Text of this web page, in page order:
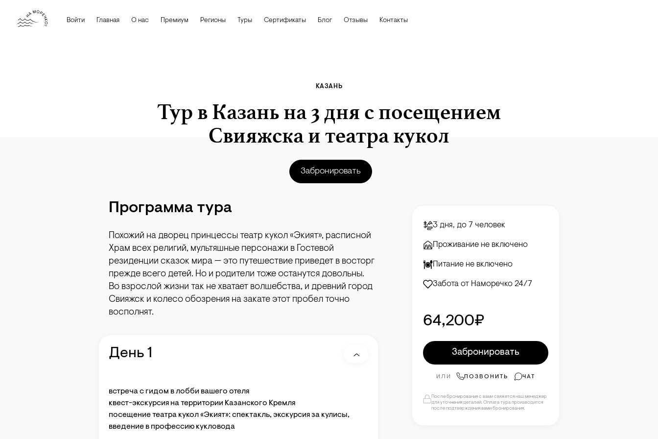
Войти Главная О нас Премиум Регионы Туры Сертификаты Блог Отзывы Контакты
КАЗАНЬ
Тур в Казань на 3 дня с посещением
Свияжска и театра кукол
Забронировать
Программа тура
Похожий на дворец принцессы театр кукол «Экият», расписной
Храм всех религий, мультяшные персонажи в Гостевой
резиденции сказок мира — это путешествие приведет в восторг
прежде всего детей. Но и родители тоже останутся довольны.
Во взрослой жизни так не хватает волшебства, и древний город
Свияжск и колесо обозрения на закате этот пробел точно
восполнят.
День 1
встреча с гидом в лобби вашего отеля
квест-экскурсия на территории Казанского Кремля
посещение театра кукол «Экият»: спектакль, экскурсия за кулисы,
введение в профессию кукловода
3 дня, до 7 человек
Проживание не включено
Питание не включено
Забота от Наморечко 24/7
64,200₽
Забронировать
ИЛИ ПОЗВОНИТЬ ЧАТ
После бронирования с вами свяжется наш менеджер
для уточнения деталей. Оплата тура производится
после подтверждения вами бронирования.